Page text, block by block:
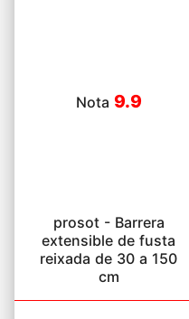
Nota 9.9
prosot - Barrera
extensible de fusta
reixada de 30 a 150
cm